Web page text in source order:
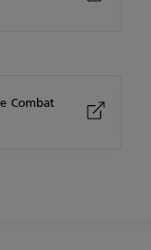
Combat